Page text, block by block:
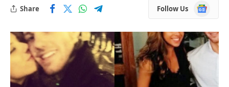
Share Follow Us
Google
News